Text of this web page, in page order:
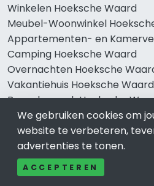
Winkelen Hoeksche Waard
Meubel-Woonwinkel
Appartementen- en
Camping Hoeksche Waard
Overnachten Hoeksche
Vakantiehuis Hoeksche Waard
Bungalowpark Hoeksche
Thema’s
Klussenbedrijf Hoeksche Waard
We gebruiken cookies om
website te verbeteren,
advertenties te tonen.
ACCEPTEREN